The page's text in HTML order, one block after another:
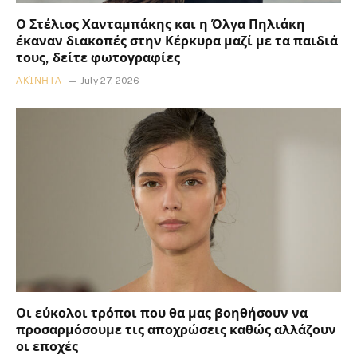
Ο Στέλιος Χανταμπάκης και η Όλγα Πηλιάκη
έκαναν διακοπές στην Κέρκυρα μαζί με τα παιδιά
τους, δείτε φωτογραφίες
ΑΚΊΝΗΤΑ July 27, 2026
Οι εύκολοι τρόποι που θα μας βοηθήσουν να
προσαρμόσουμε τις αποχρώσεις καθώς αλλάζουν
οι εποχές